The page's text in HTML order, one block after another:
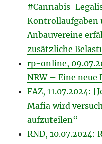
#Cannabis-
Kontrollaufgaben
Anbauvereine
zusätzliche
rp-online,
NRW – Eine neue
FAZ, 11.07.2024:
Mafia wird
aufzuteilen“
RND, 10.07.2024: